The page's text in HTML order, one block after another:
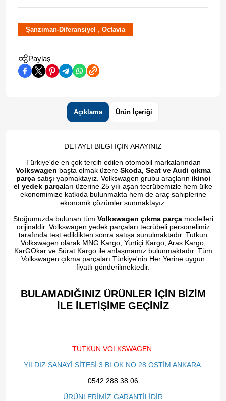
Şanzıman-Diferansiyel , Octavia
Paylaş
Açıklama Ürün İçeriği
DETAYLI BİLGİ İÇİN ARAYINIZ
Türkiye'de en çok tercih edilen otomobil markalarından
Volkswagen başta olmak üzere Skoda, Seat ve Audi çıkma
parçasatışı yapmaktayız. Volkswagen grubu araçların ikinci
el yedek parçaları üzerine 25 yılı aşan tecrübemizle hem ülke
ekonomimize katkıda bulunmakta hem de araç sahiplerine
ekonomik çözümler sunmaktayız.
Stoğumuzda bulunan tüm Volkswagen çıkma parçamodelleri
orijinaldir. Volkswagen yedek parçaları tecrübeli personelimiz
tarafında test edildikten sonra satışa sunulmaktadır. Tutkun
Volkswagen olarak MNG Kargo, Yurtiçi Kargo, Aras Kargo,
KarGOkar ve Sürat Kargo ile anlaşmamız bulunmaktadır. Tüm
Volkswagen çıkma parçaları Türkiye'nin Her Yerine uygun
fiyatlı gönderilmektedir.
BULAMADIĞINIZ ÜRÜNLER İÇİN BİZİM
İLE İLETİŞİME GEÇİNİZ​
TUTKUN VOLKSWAGEN
YILDIZ SANAYİ SİTESİ 3.BLOK NO.28 OSTİM ANKARA
0542 288 38 06
ÜRÜNLERİMİZ GARANTİLİDİR